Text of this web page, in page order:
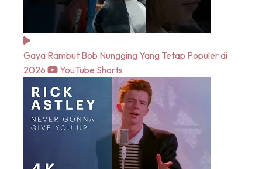
Gaya Rambut Bob Nungging Yang Tetap Populer di
2026
YouTube Shorts